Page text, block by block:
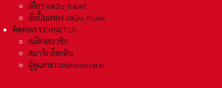
เที่ยว iok2u_travel
อัลปั้มเพลง iok2u_music
ติดต่อเราCONTACT US
สมัครสมาชิก
สมาชิกล็อกอิน
ผู้ดูแลระบบAdministrator